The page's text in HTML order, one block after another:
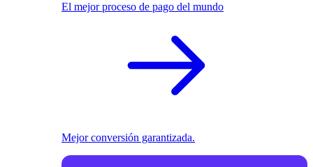
El mejor proceso de pago del mundo
Mejor conversión garantizada.